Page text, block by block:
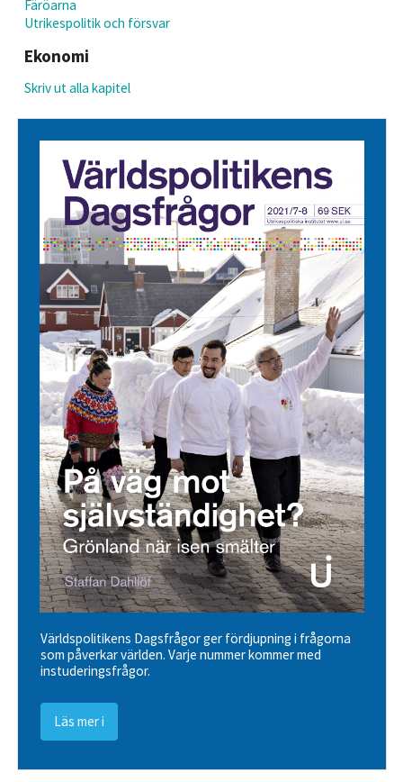
Färöarna
Utrikespolitik och försvar
Ekonomi
Skriv ut alla kapitel
Världspolitikens Dagsfrågor ger fördjupning i frågorna
som påverkar världen. Varje nummer kommer med
instuderingsfrågor.
Läs mer i